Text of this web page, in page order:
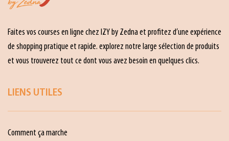
Faites vos courses en ligne chez IZY by Zedna et profitez d’une expérience
de shopping pratique et rapide. explorez notre large sélection de produits
et vous trouverez tout ce dont vous avez besoin en quelques clics.
LIENS UTILES
Comment ça marche